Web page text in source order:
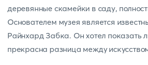
деревянные скамейки в саду,
Основателем музея является
Райнхард Забка. Он хотел показать
прекрасна разница между